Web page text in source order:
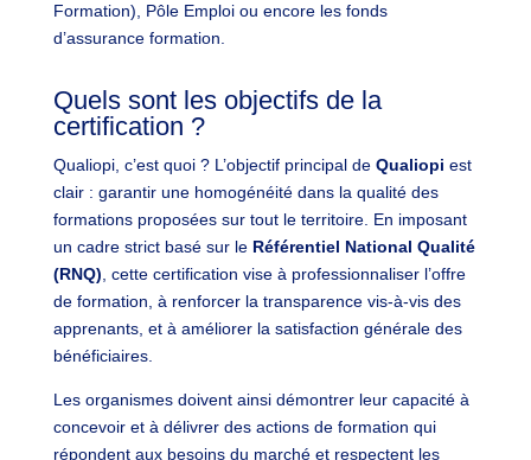
Formation), Pôle Emploi ou encore les fonds
d’assurance formation.
Quels sont les objectifs de la
certification ?
Qualiopi, c’est quoi? L’objectif principal de Qualiopi est
clair : garantir une homogénéité dans la qualité des
formations proposées sur tout le territoire. En imposant
un cadre strict basé sur le Référentiel National Qualité
(RNQ) , cette certification vise à professionnaliser l’offre
de formation, à renforcer la transparence vis-à-vis des
apprenants, et à améliorer la satisfaction générale des
bénéficiaires.
Les organismes doivent ainsi démontrer leur capacité à
concevoir et à délivrer des actions de formation qui
répondent aux besoins du marché et respectent les